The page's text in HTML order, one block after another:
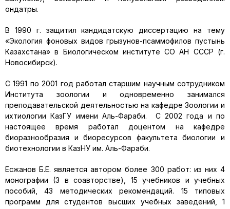
ондатры.
В 1990 г. защитил кандидатскую диссертацию на тему
«Экология фоновых видов грызунов-псаммофилов пустынь
Казахстана» в Биологическом институте СО АН СССР (г.
Новосибирск).
С 1991 по 2001 год работал старшим научным сотрудником
Института зоологии и одновременно занимался
преподавательской деятельностью на кафедре Зоологии и
ихтиологии КазГУ имени Аль-Фараби. С 2002 года и по
настоящее время работал доцентом на кафедре
биоразнообразия и биоресурсов факультета биологии и
биотехнологии в КазНУ им. Аль-Фараби.
Есжанов Б.Е. является автором более 300 работ: из них 4
монографии (3 в соавторстве), 15 учебников и учебных
пособий, 43 методических рекомендаций. 15 типовых
программ для студентов высших учебных заведений, 1